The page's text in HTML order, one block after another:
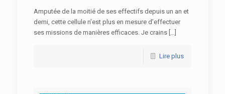
Amputée de la moitié de ses effectifs depuis un an et
demi, cette cellule n’est plus en mesure d’effectuer
ses missions de manières efficaces. Je crains […]
Lire plus